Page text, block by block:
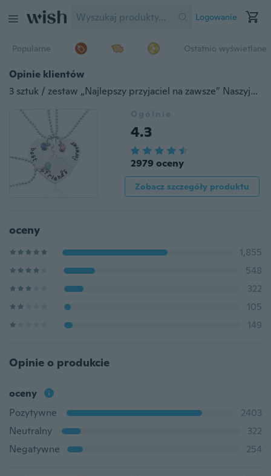
Logowanie
Popularne Ostatnio wyświetlane
Opinie klientów
3 sztuk / zestaw „Najlepszy przyjaciel na zawsze” Naszyjnik przyjaciela BFF Zestaw Kawałki Kształt serca Puzzle Ręcznie tłoczony Prezent przyjaźni
Ogólnie
4.3
2979 oceny
Zobacz szczegóły produktu
oceny
1,855
548
322
105
149
Opinie o produkcie
oceny
Pozytywne
2403
Neutralny
322
Negatywne
254